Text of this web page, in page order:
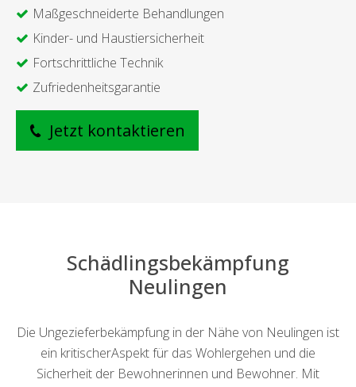
Maßgeschneiderte Behandlungen
Kinder- und Haustiersicherheit
Fortschrittliche Technik
Zufriedenheitsgarantie
Jetzt kontaktieren
Schädlingsbekämpfung
Neulingen
Die Ungezieferbekämpfung in der Nähe von Neulingen ist
ein kritischerAspekt für das Wohlergehen und die
Sicherheit der Bewohnerinnen und Bewohner. Mit